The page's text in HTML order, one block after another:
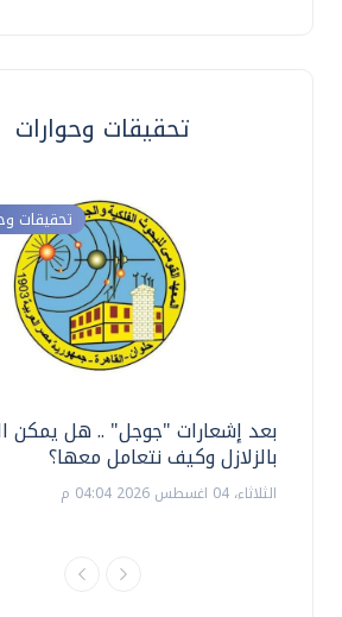
تحقيقات وحوارات
تحقيقات
بعد إشعارات "جوجل" .. هل يمكن
بالزلازل وكيف نتعامل معها؟
الثلاثاء، 04 اغسطس 2026 04:04 م